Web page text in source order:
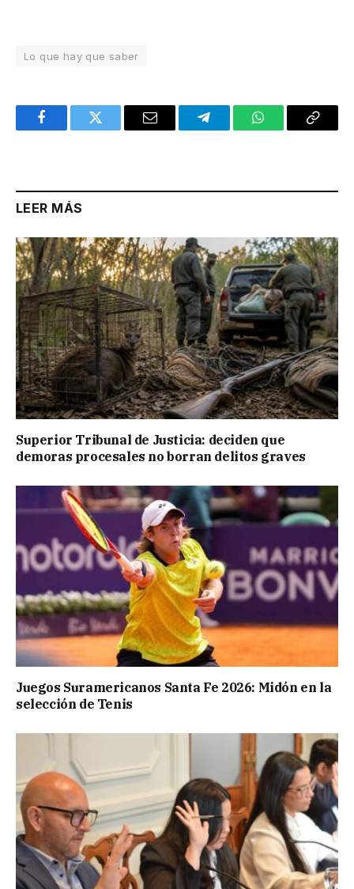
Lo que hay que saber
FacebookTwitter Email TelegramWhatsAppCopy
LEER MÁS
Superior Tribunal de Justicia: deciden que
demoras procesales no borran delitos graves
Juegos Suramericanos Santa Fe 2026: Midón en la
selección de Tenis